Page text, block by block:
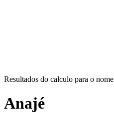
Resultados do calculo para o nome
Anajé